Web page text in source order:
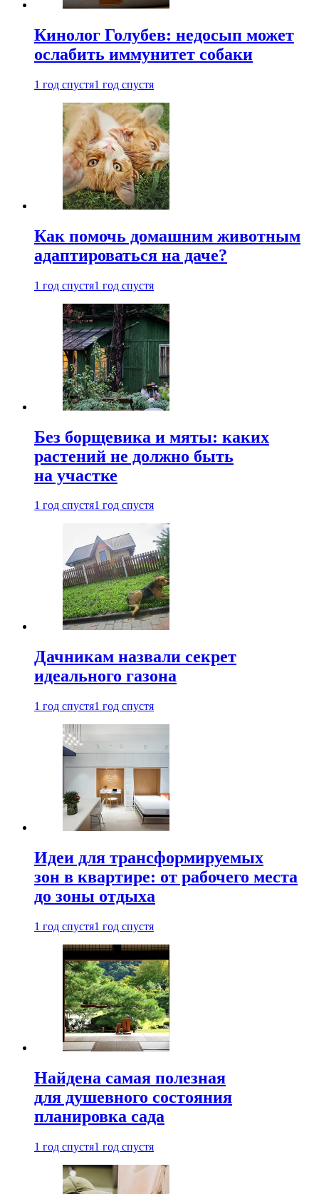
Кинолог Голубев: недосып может
ослабить иммунитет собаки
1 год спустя1 год спустя
Как помочь домашним животным
адаптироваться на даче?
1 год спустя1 год спустя
Без борщевика и мяты: каких
растений не должно быть
на участке
1 год спустя1 год спустя
Дачникам назвали секрет
идеального газона
1 год спустя1 год спустя
Идеи для трансформируемых
зон в квартире: от рабочего места
до зоны отдыха
1 год спустя1 год спустя
Найдена самая полезная
для душевного состояния
планировка сада
1 год спустя1 год спустя